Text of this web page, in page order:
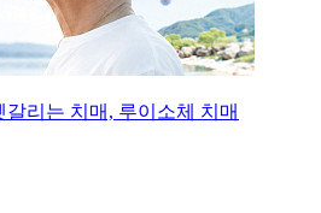
갈리는 치매, 루이소체 치매